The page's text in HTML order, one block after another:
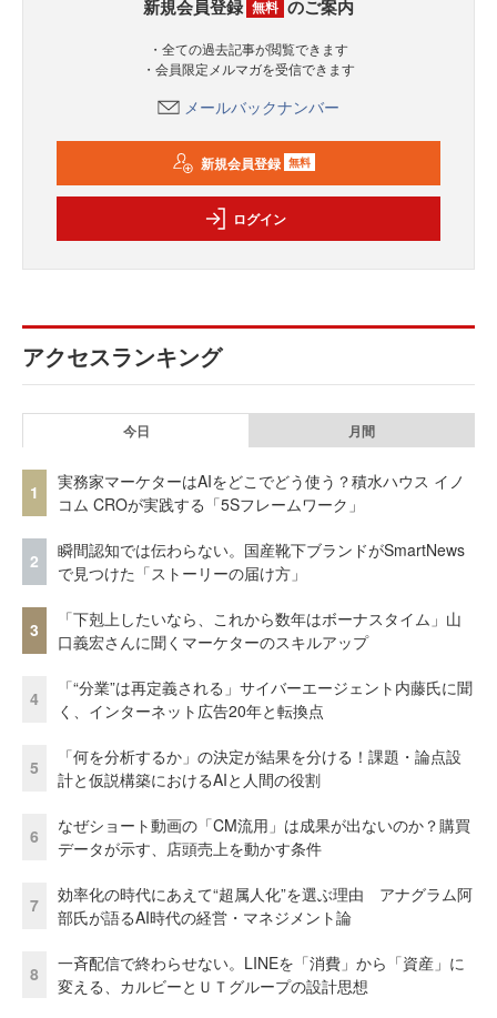
新規会員登録 無料 のご案内
・全ての過去記事が閲覧できます
・会員限定メルマガを受信できます
メールバックナンバー
新規会員登録 無料
ログイン
アクセスランキング
今日 月間
1
実務家マーケターはAIをどこでどう使う？積水ハウス イノ
コム CROが実践する「5Sフレームワーク」
2
瞬間認知では伝わらない。国産靴下ブランドがSmartNews
で見つけた「ストーリーの届け方」
3
「下剋上したいなら、これから数年はボーナスタイム」山
口義宏さんに聞くマーケターのスキルアップ
4
「“分業”は再定義される」サイバーエージェント内藤氏に聞
く、インターネット広告20年と転換点
5
「何を分析するか」の決定が結果を分ける！課題・論点設
計と仮説構築におけるAIと人間の役割
6
なぜショート動画の「CM流用」は成果が出ないのか？購買
データが示す、店頭売上を動かす条件
7
効率化の時代にあえて“超属人化”を選ぶ理由 アナグラム阿
部氏が語るAI時代の経営・マネジメント論
8
一斉配信で終わらせない。LINEを「消費」から「資産」に
変える、カルビーとＵＴグループの設計思想